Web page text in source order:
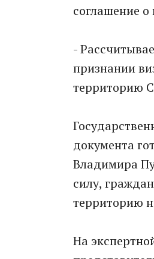
соглашение
-
признании
территорию
документа
Владимира
силу,
территорию
На